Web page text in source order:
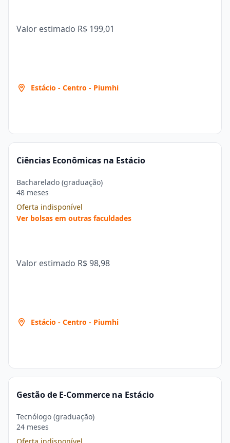
Valor estimado R$ 199,01
Estácio - Centro - Piumhi
Ciências Econômicas na Estácio
Bacharelado (graduação)
48 meses
Oferta indisponível
Ver bolsas em outras faculdades
Valor estimado R$ 98,98
Estácio - Centro - Piumhi
Gestão de E-Commerce na Estácio
Tecnólogo (graduação)
24 meses